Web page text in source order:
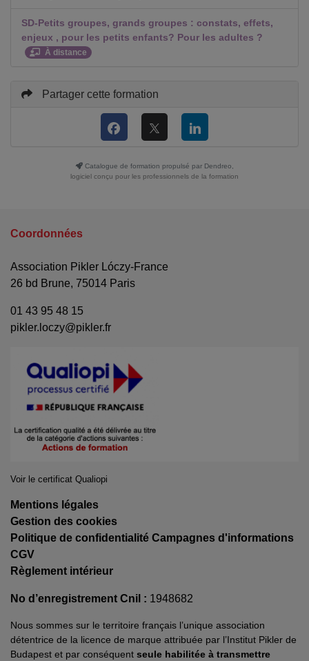
SD-Petits groupes, grands groupes : constats, effets,
enjeux , pour les petits enfants? Pour les adultes ?
À distance
Partager cette formation
Catalogue de formation propulsé par Dendreo,
logiciel conçu pour les professionnels de la formation
Coordonnées
Association Pikler Lóczy-France
26 bd Brune, 75014 Paris
01 43 95 48 15
pikler.loczy@pikler.fr
Voir le certificat Qualiopi
Mentions légales
Gestion des cookies
Politique de confidentialité Campagnes d'informations
CGV
Règlement intérieur
No d’enregistrement Cnil : 1948682
Nous sommes sur le territoire français l’unique association
détentrice de la licence de marque attribuée par l’Institut Pikler de
Budapest et par conséquent seule habilitée à transmettre